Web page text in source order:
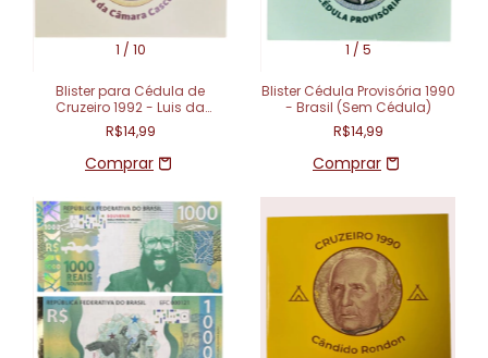
1 / 10
Blister para Cédula de
Cruzeiro 1992 - Luis da
Camara Cascudo - Brasil
R$14,99
1 / 5
Blister Cédula Provisória 1990
- Brasil (Sem Cédula)
R$14,99